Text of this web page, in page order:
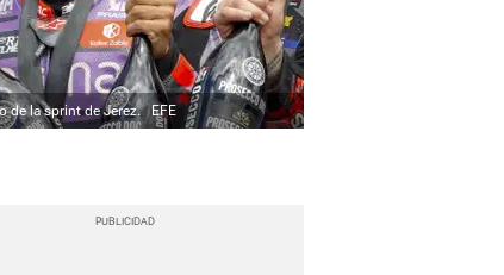
de la sprint de Jerez. EFE